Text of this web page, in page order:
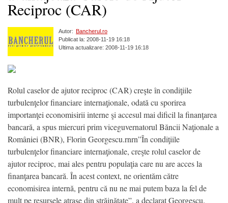
Reciproc (CAR)
Autor: Bancherul.ro
Publicat la: 2008-11-19 16:18
Ultima actualizare: 2008-11-19 16:18
Rolul caselor de ajutor reciproc (CAR) creşte în condiţiile
turbulenţelor financiare internaţionale, odată cu sporirea
importanţei economisirii interne şi accesul mai dificil la finanţarea
bancară, a spus miercuri prim viceguvernatorul Băncii Naţionale a
României (BNR), Florin Georgescu.rnrn”În condiţiile
turbulenţelor financiare internaţionale, creşte rolul caselor de
ajutor reciproc, mai ales pentru populaţia care nu are acces la
finanţarea bancară. În acest context, ne orientăm către
economisirea internă, pentru că nu ne mai putem baza la fel de
mult pe resursele atrase din străinătate”, a declarat Georgescu.